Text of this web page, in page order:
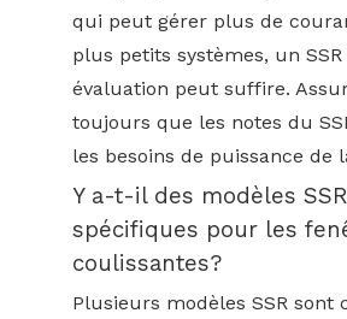
qui peut gérer plus de
plus petits systèmes, un
évaluation peut suffire.
toujours que les notes du
les besoins de puissance de
Y a-t-il des modèles SSR
spécifiques pour les
coulissantes?
Plusieurs modèles SSR sont